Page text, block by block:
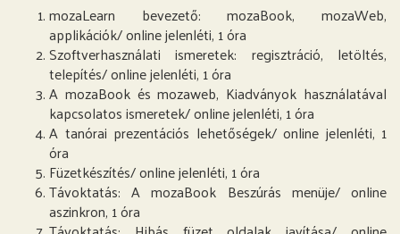
mozaLearn bevezető: mozaBook, mozaWeb,
applikációk/ online jelenléti, 1 óra
Szoftverhasználati ismeretek: regisztráció, letöltés,
telepítés/ online jelenléti, 1 óra
A mozaBook és mozaweb, Kiadványok használatával
kapcsolatos ismeretek/ online jelenléti, 1 óra
A tanórai prezentációs lehetőségek/ online jelenléti, 1
óra
Füzetkészítés/ online jelenléti, 1 óra
Távoktatás: A mozaBook Beszúrás menüje/ online
aszinkron, 1 óra